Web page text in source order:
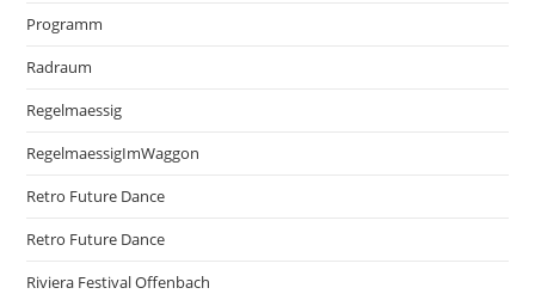
Programm
Radraum
Regelmaessig
RegelmaessigImWaggon
Retro Future Dance
Retro Future Dance
Riviera Festival Offenbach